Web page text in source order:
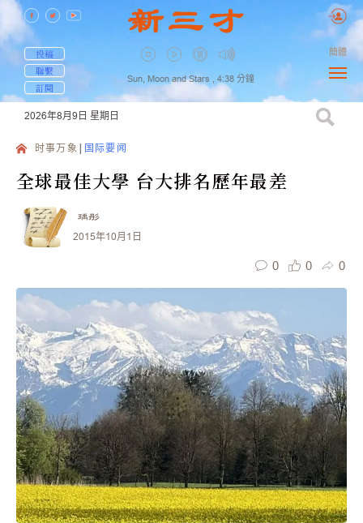
投稿
聯繫
訂閱
Sun, Moon and Stars , 4:38 分鐘
簡體
2026年8月9日 星期日
时事万象 国际要闻
全球最佳大學 台大排名歷年最差
瑀彤
2015年10月1日
0 0 0